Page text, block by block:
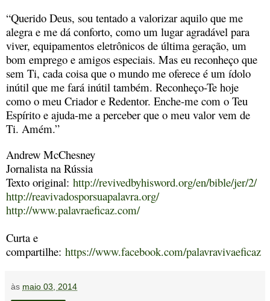
“Querido Deus, sou tentado a valorizar aquilo que me
alegra e me dá conforto, como um lugar agradável para
viver, equipamentos eletrônicos de última geração, um
bom emprego e amigos especiais. Mas eu reconheço que
sem Ti, cada coisa que o mundo me oferece é um ídolo
inútil que me fará inútil também. Reconheço-Te hoje
como o meu Criador e Redentor. Enche-me com o Teu
Espírito e ajuda-me a perceber que o meu valor vem de
Ti. Amém.”
Andrew McChesney
Jornalista na Rússia
Texto original: http://revivedbyhisword.org/en/bible/jer/2/
http://reavivadosporsuapalavra.org/
http://www.palavraeficaz.com/
Curta e
compartilhe: https://www.facebook.com/palavravivaeficaz
às maio 03, 2014